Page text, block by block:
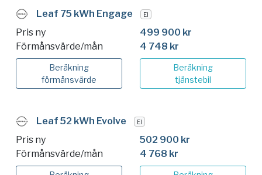
Leaf 75 kWh Engage El
Pris ny
499 900 kr
Förmånsvärde/mån
4 748 kr
Beräkning
förmånsvärde
Beräkning
tjänstebil
Leaf 52 kWh Evolve El
Pris ny
502 900 kr
Förmånsvärde/mån
4 768 kr